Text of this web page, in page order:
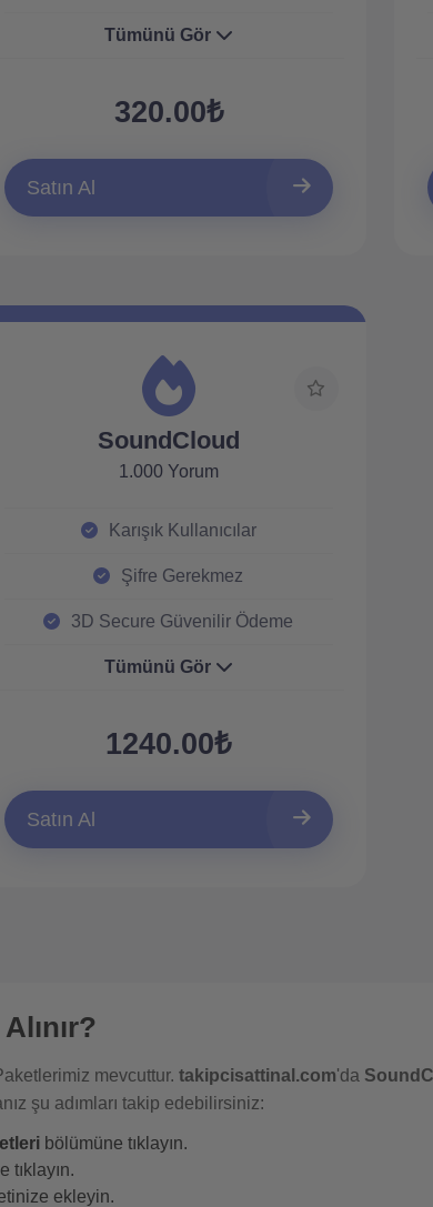
Tümünü Gör
320.00₺
Satın Al
SoundCloud
1.000 Yorum
Karışık Kullanıcılar
Şifre Gerekmez
3D Secure Güvenilir Ödeme
Tümünü Gör
1240.00₺
Satın Al
mevcuttur. takipcisattinal.com'da
şu adımları takip edebilirsiniz:
bölümüne tıklayın.
tıklayın.
ekleyin.